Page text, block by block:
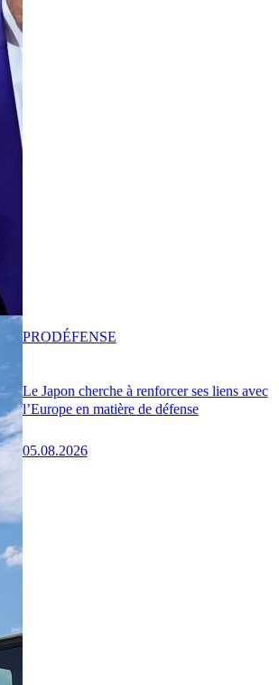
Le Japon cherche à renforcer ses liens avec
l’Europe en matière de défense
05.08.2026
PRODÉFENSE